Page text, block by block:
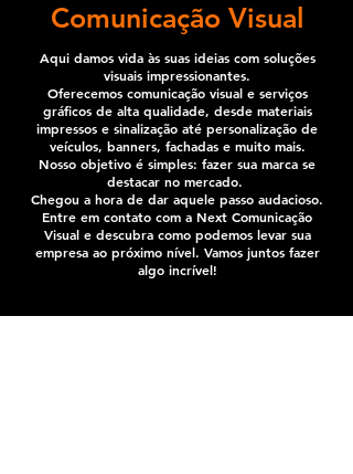
Comunicação Visual
Aqui damos vida às suas ideias com soluções
visuais impressionantes.
Oferecemos comunicação visual e serviços
gráficos de alta qualidade, desde materiais
impressos e sinalização até personalização de
veículos, banners, fachadas e muito mais.
Nosso objetivo é simples: fazer sua marca se
destacar no mercado.
Chegou a hora de dar aquele passo audacioso.
Entre em contato com a Next Comunicação
Visual e descubra como podemos levar sua
empresa ao próximo nível. Vamos juntos fazer
algo incrível!